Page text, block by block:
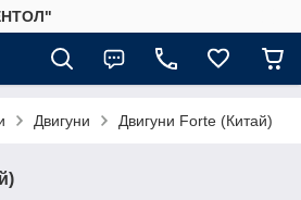
Двигуни Двигуни Forte (Китай)